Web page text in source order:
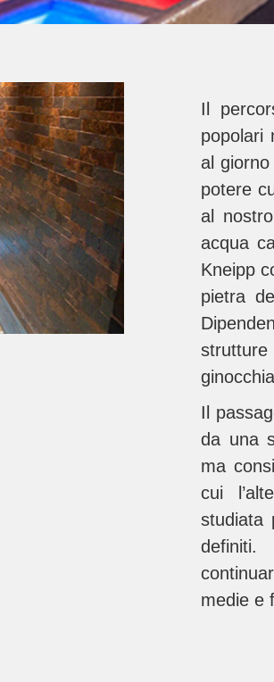
Il
popolari
al giorno
potere
al
acqua
Kneipp
pietra
strutture
Il
da una
ma
cui
studiata
medie e